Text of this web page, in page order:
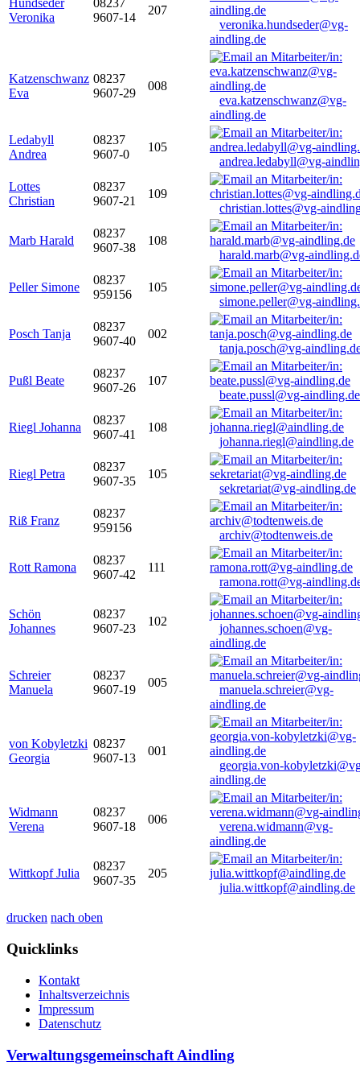
Hundseder
Veronika
08237
9607-14
207
veronika.hundseder@vg-
aindling.de
Katzenschwanz
Eva
08237
9607-29
008
eva.katzenschwanz@vg-
aindling.de
Ledabyll
Andrea
08237
9607-0
105
andrea.ledabyll@vg-
Lottes
Christian
08237
9607-21
109
christian.lottes@vg-
Marb Harald
08237
9607-38
108
harald.marb@vg-
Peller Simone
08237
959156
105
simone.peller@vg-
Posch Tanja
08237
9607-40
002
tanja.posch@vg-
Pußl Beate
08237
9607-26
107
beate.pussl@vg-aindling.de
Riegl Johanna
08237
9607-41
108
johanna.riegl@aindling.de
Riegl Petra
08237
9607-35
105
sekretariat@vg-aindling.de
Riß Franz
08237
959156
archiv@todtenweis.de
Rott Ramona
08237
9607-42
111
ramona.rott@vg-
Schön
Johannes
08237
9607-23
102
johannes.schoen@vg-
aindling.de
Schreier
Manuela
08237
9607-19
005
manuela.schreier@vg-
aindling.de
von Kobyletzki
Georgia
08237
9607-13
001
georgia.von-
aindling.de
Widmann
Verena
08237
9607-18
006
verena.widmann@vg-
aindling.de
Wittkopf Julia
08237
9607-35
205
julia.wittkopf@aindling.de
drucken nach oben
Quicklinks
Kontakt
Inhaltsverzeichnis
Impressum
Datenschutz
Verwaltungsgemeinschaft Aindling